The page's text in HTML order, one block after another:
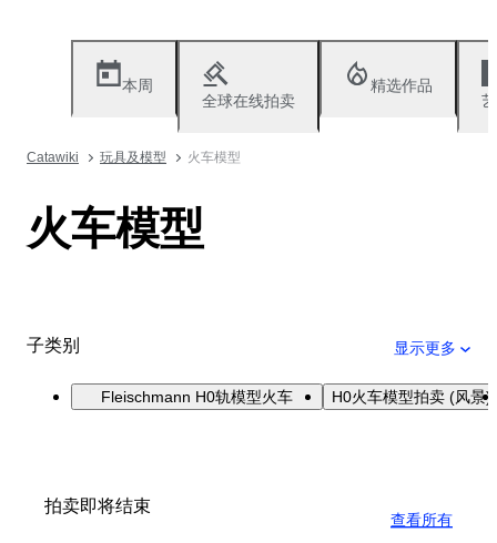
本周
全球在线拍卖
精选作品
Catawiki 玩具及模型 火车模型
火车模型
子类别 显示更多
Fleischmann H0轨模型火车 H0火车模型拍卖 (风景)
拍卖即将结束
查看所有